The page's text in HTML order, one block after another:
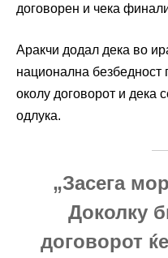
договорен и чека
Аракчи додал дека во
национална безбедност
околу договорот и дека
одлука.
„Засега
Доколку
договорот